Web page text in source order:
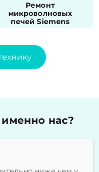
Ремонт
микроволновых
печей Siemens
нас?